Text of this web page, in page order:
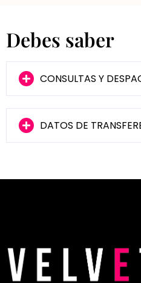
Debes saber
CONSULTAS Y
DATOS DE